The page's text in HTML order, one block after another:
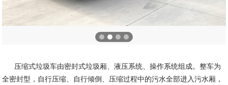
压缩式垃圾车由密封式垃圾厢、液压系统、操作系统组成。整车为
全密封型，自行压缩、自行倾倒、压缩过程中的污水全部进入污水厢，